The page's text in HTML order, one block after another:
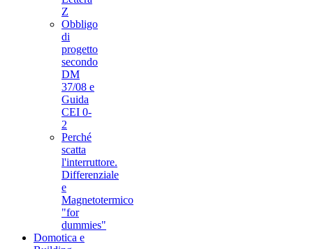
Z
Obbligo
di
progetto
secondo
DM
37/08 e
Guida
CEI 0-
2
Perché
scatta
l'interruttore.
Differenziale
e
Magnetotermico
"for
dummies"
Domotica e